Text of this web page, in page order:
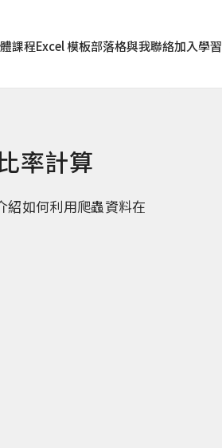
課程Excel 模板部落格與我聯絡加入學習
率計算
紹如何利用爬蟲資料在